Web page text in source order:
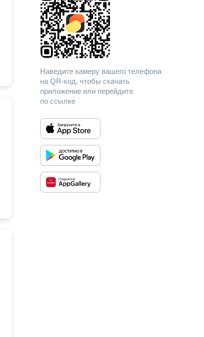
Наведите камеру вашего телефона
на QR-код, чтобы скачать
приложение или перейдите
по ссылке